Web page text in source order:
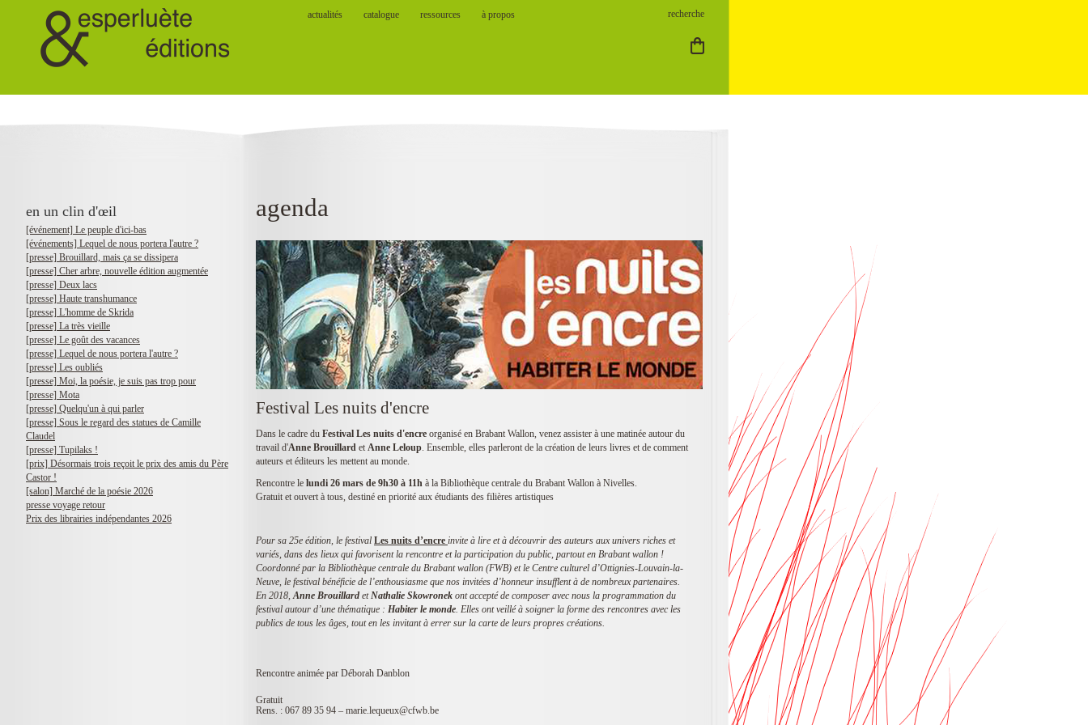
actualités catalogue ressources à propos
en un clin d'œil
[événement] Le peuple d'ici-bas
[événements] Lequel de nous portera l'autre ?
[presse] Brouillard, mais ça se dissipera
[presse] Cher arbre, nouvelle édition augmentée
[presse] Deux lacs
[presse] Haute transhumance
[presse] L'homme de Skrida
[presse] La très vieille
[presse] Le goût des vacances
[presse] Lequel de nous portera l'autre ?
[presse] Les oubliés
[presse] Moi, la poésie, je suis pas trop pour
[presse] Mota
[presse] Quelqu'un à qui parler
[presse] Sous le regard des statues de Camille
Claudel
[presse] Tupilaks !
[prix] Désormais trois reçoit le prix des amis du Père
Castor !
[salon] Marché de la poésie 2026
presse voyage retour
Prix des librairies indépendantes 2026
agenda
Festival Les nuits d'encre
Dans le cadre du Festival Les nuits d'encre organisé en Brabant Wallon, venez assister à une matinée autour du
travail d'Anne Brouillard et Anne Leloup. Ensemble, elles parleront de la création de leurs livres et de comment
auteurs et éditeurs les mettent au monde.
Rencontre le lundi 26 mars de 9h30 à 11h à la Bibliothèque centrale du Brabant Wallon à Nivelles.
Gratuit et ouvert à tous, destiné en priorité aux étudiants des filières artistiques
Pour sa 25e édition, le festival Les nuits d’encre invite à lire et à découvrir des auteurs aux univers riches et
variés, dans des lieux qui favorisent la rencontre et la participation du public, partout en Brabant wallon !
Coordonné par la Bibliothèque centrale du Brabant wallon (FWB) et le Centre culturel d’Ottignies-Louvain-la-
Neuve, le festival bénéficie de l’enthousiasme que nos invitées d’honneur insufflent à de nombreux partenaires.
En 2018,Anne Brouillard etNathalie Skowronek ont accepté de composer avec nous la programmation du
festival autour d’une thématique : Habiter le monde. Elles ont veillé à soigner la forme des rencontres avec les
publics de tous les âges, tout en les invitant à errer sur la carte de leurs propres créations.
Rencontre animée par Déborah Danblon
Gratuit
Rens. : 067 89 35 94 – marie.lequeux@cfwb.be